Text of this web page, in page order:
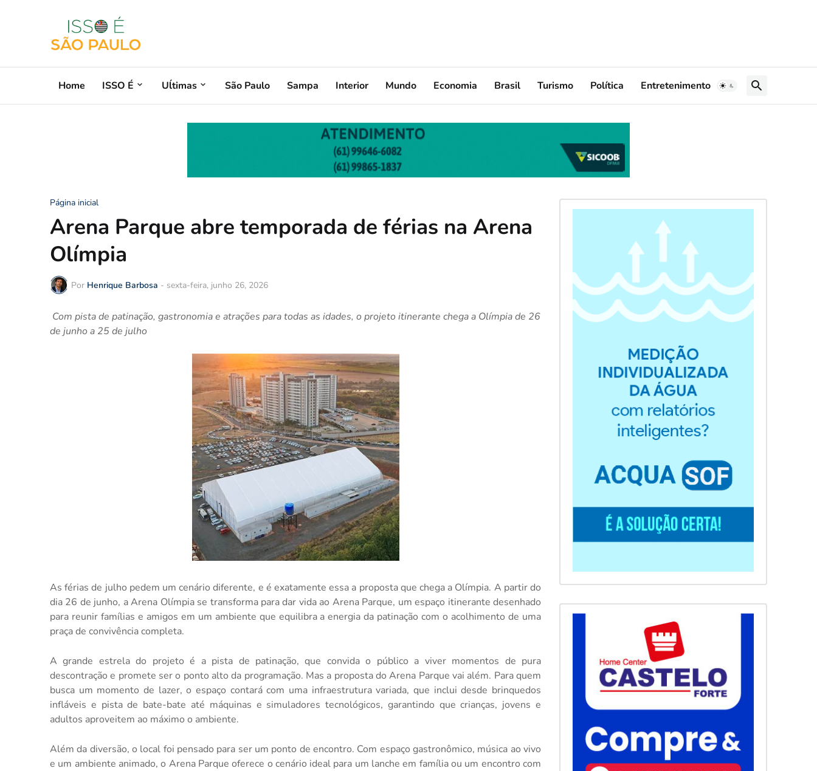
Home ISSO É Uĺtimas São Paulo Sampa Interior Mundo Economia Brasil Turismo Política Entretenimento
Página inicial
Arena Parque abre temporada de férias na Arena
Olímpia
Por Henrique Barbosa - sexta-feira, junho 26, 2026
Com pista de patinação, gastronomia e atrações para todas as idades, o projeto itinerante chega a Olímpia de 26
de junho a 25 de julho
As férias de julho pedem um cenário diferente, e é exatamente essa a proposta que chega a Olímpia. A partir do
dia 26 de junho, a Arena Olímpia se transforma para dar vida ao Arena Parque, um espaço itinerante desenhado
para reunir famílias e amigos em um ambiente que equilibra a energia da patinação com o acolhimento de uma
praça de convivência completa.
A grande estrela do projeto é a pista de patinação, que convida o público a viver momentos de pura
descontração e promete ser o ponto alto da programação. Mas a proposta do Arena Parque vai além. Para quem
busca um momento de lazer, o espaço contará com uma infraestrutura variada, que inclui desde brinquedos
infláveis e pista de bate-bate até máquinas e simuladores tecnológicos, garantindo que crianças, jovens e
adultos aproveitem ao máximo o ambiente.
Além da diversão, o local foi pensado para ser um ponto de encontro. Com espaço gastronômico, música ao vivo
e um ambiente animado, o Arena Parque oferece o cenário ideal para um lanche em família ou um encontro com